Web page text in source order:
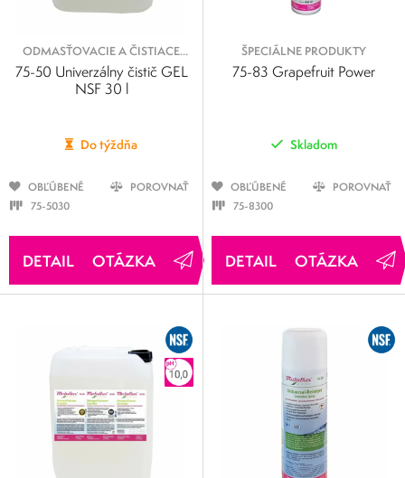
ODMASŤOVACIE A ČISTIACE
KVAPALINY
75-50 Univerzálny čistič GEL
NSF 30 l
Do týždňa
OBĽÚBENÉ
POROVNAŤ
75-5030
OTÁZKA
ŠPECIÁLNE PRODUKTY
75-83 Grapefruit Power
Skladom
OBĽÚBENÉ
POROVNAŤ
75-8300
OTÁZKA